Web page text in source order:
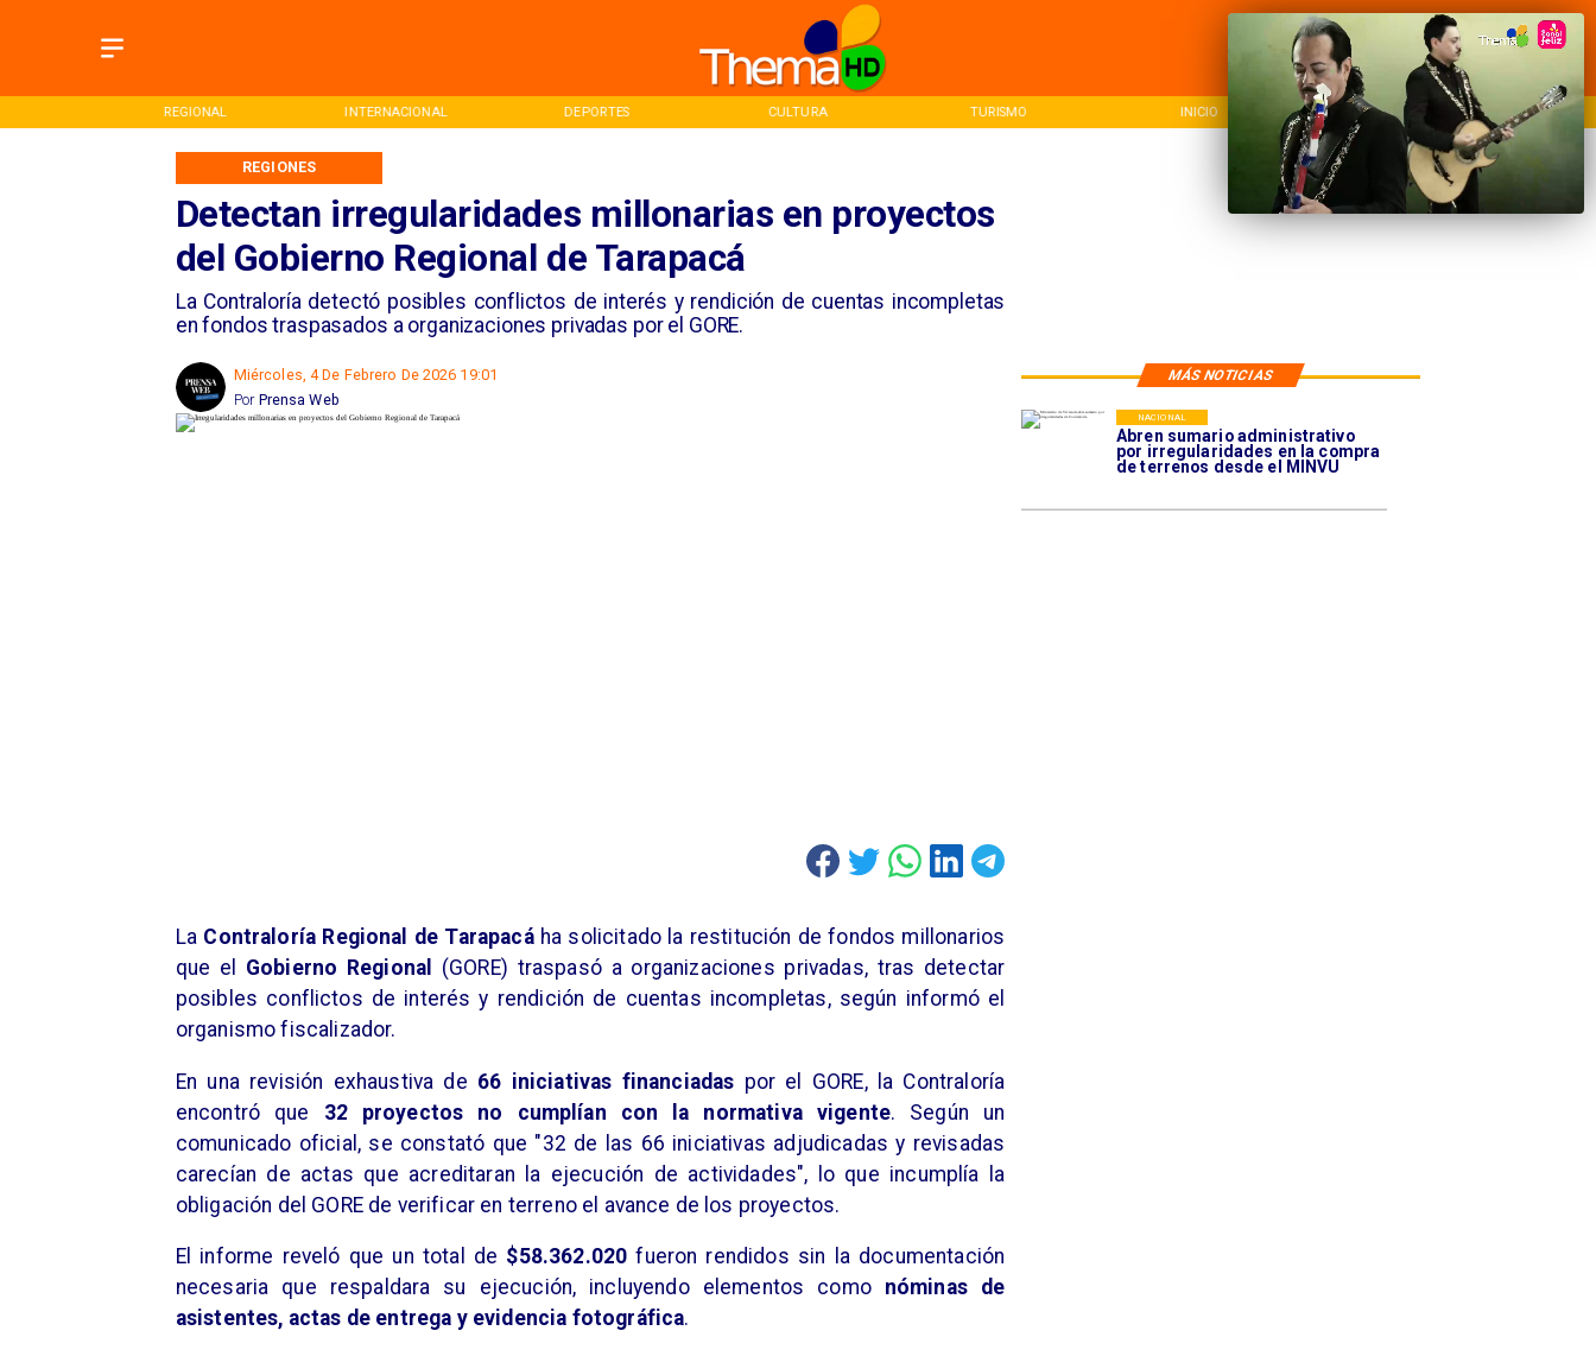
INTERNACIONAL DEPORTES CULTURA TURISMO INICIO NACIONAL REGIONAL
Detectan irregularidades millonarias en proyectos
del Gobierno Regional de Tarapacá
La Contraloría detectó posibles conflictos de interés y rendición de cuentas incompletas
en fondos traspasados a organizaciones privadas por el GORE.
REGIONES
MÁS NOTICIAS
Miércoles, 4 De Febrero De 2026 19:01
Prensa Web
Por
Abren sumario administrativo
por irregularidades en la compra
de terrenos desde el MINVU
NACIONAL
La Contraloría Regional de Tarapacáha solicitado la restitución de fondos millonarios
que el Gobierno Regional
(GORE) traspasó a organizaciones privadas, tras detectar
posibles conflictos de interés y rendición de cuentas incompletas, según informó el
organismo fiscalizador.
En una revisión exhaustiva de 66 iniciativas financiadas por el GORE, la Contraloría
encontró que 32 proyectos no cumplían con la normativa vigente. Según un
comunicado oficial, se constató que "32 de las 66 iniciativas adjudicadas y revisadas
carecían de actas que acreditaran la ejecución de actividades", lo que incumplía la
obligación del GORE de verificar en terreno el avance de los proyectos.
El informe reveló que un total de $58.362.020 fueron rendidos sin la documentación
necesaria que respaldara su ejecución, incluyendo elementos como nóminas de
asistentes, actas de entrega y evidencia fotográfica.